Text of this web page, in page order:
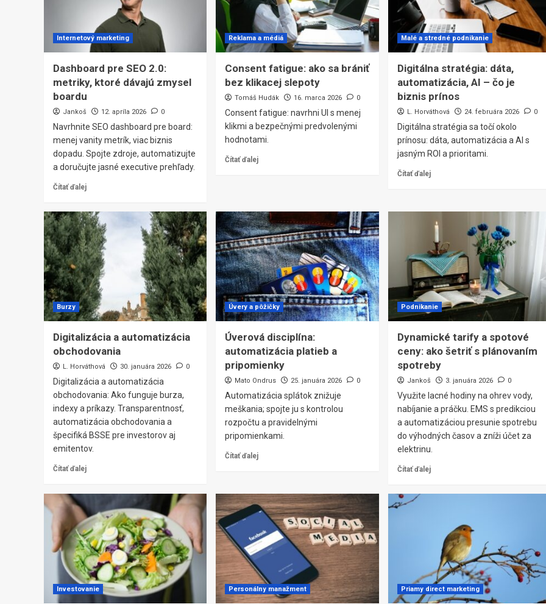
Internetový marketing
Dashboard pre SEO 2.0:
metriky, ktoré dávajú zmysel
boardu
Jankoš 12. apríla 2026 0
Navrhnite SEO dashboard pre board:
menej vanity metrík, viac biznis
dopadu. Spojte zdroje, automatizujte
a doručujte jasné executive prehľady.
Čítať ďalej
Reklama a médiá
Consent fatigue: ako sa brániť
bez klikacej slepoty
Tomáš Hudák 16. marca 2026 0
Consent fatigue: navrhni UI s menej
klikmi a bezpečnými predvolenými
hodnotami.
Čítať ďalej
Malé a stredné podnikanie
Digitálna stratégia: dáta,
automatizácia, AI – čo je
biznis prínos
L. Horváthová 24. februára 2026 0
Digitálna stratégia sa točí okolo
prínosu: dáta, automatizácia a AI s
jasným ROI a prioritami.
Čítať ďalej
Burzy
Digitalizácia a automatizácia
obchodovania
L. Horváthová 30. januára 2026 0
Digitalizácia a automatizácia
obchodovania: Ako funguje burza,
indexy a príkazy. Transparentnosť,
automatizácia obchodovania a
špecifiká BSSE pre investorov aj
emitentov.
Čítať ďalej
Úvery a pôžičky
Úverová disciplína:
automatizácia platieb a
pripomienky
Mato Ondrus 25. januára 2026 0
Automatizácia splátok znižuje
meškania; spojte ju s kontrolou
rozpočtu a pravidelnými
pripomienkami.
Čítať ďalej
Podnikanie
Dynamické tarify a spotové
ceny: ako šetriť s plánovaním
spotreby
Jankoš 3. januára 2026 0
Využite lacné hodiny na ohrev vody,
nabíjanie a práčku. EMS s predikciou
a automatizáciou presunie spotrebu
do výhodných časov a zníži účet za
elektrinu.
Čítať ďalej
Investovanie Personálny manažment Priamy direct marketing